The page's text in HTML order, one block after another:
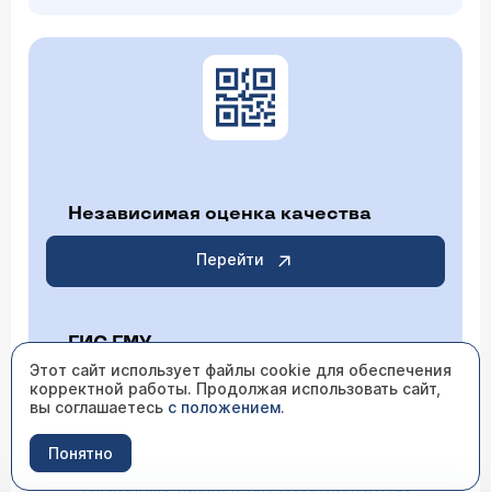
Независимая оценка качества
Перейти
ГИС ГМУ
Перейти
ИМЕЮТСЯ ПРОТИВОПОКАЗАНИЯ НЕОБХОДИМО
Этот сайт использует файлы cookie для обеспечения
корректной работы. Продолжая использовать сайт,
вы соглашаетесь с положением.
Понятно